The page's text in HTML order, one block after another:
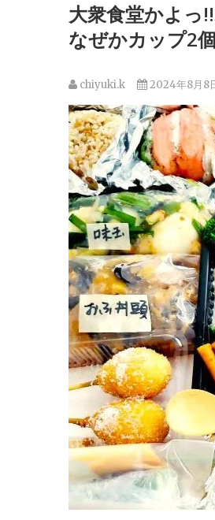
大衆食堂かよっ
なぜかカップ2
chiyuki.k 2024年8月8